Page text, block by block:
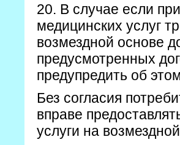
20. В случае если
медицинских услуг
возмездной основе
предусмотренных
предупредить об
Без согласия
вправе
услуги на